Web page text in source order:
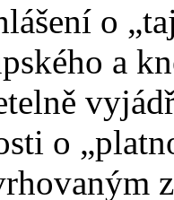
o
a
o